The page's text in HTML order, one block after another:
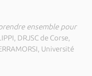
ensemble pour
DRJSC de Corse,
Université